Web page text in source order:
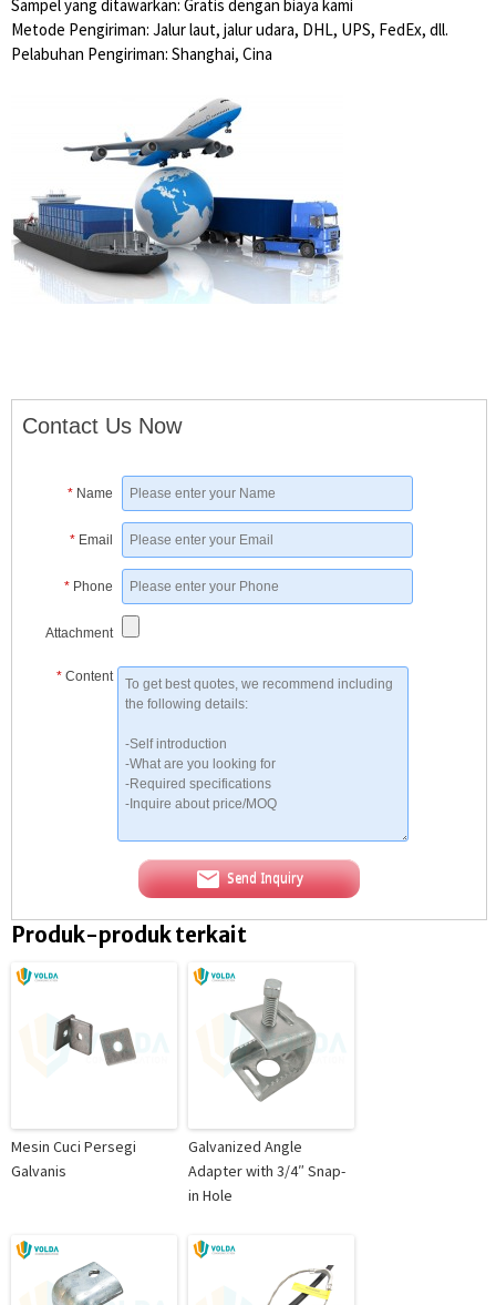
Sampel yang ditawarkan: Gratis dengan biaya kami
Metode Pengiriman: Jalur laut, jalur udara, DHL, UPS, FedEx, dll.
Pelabuhan Pengiriman: Shanghai, Cina
Contact Us Now
* Name
* Email
* Phone
Attachment
* Content
Send Inquiry
Produk-produk terkait
Mesin Cuci Persegi
Galvanis
Galvanized Angle
Adapter with 3/4″ Snap-
in Hole